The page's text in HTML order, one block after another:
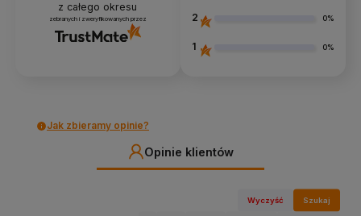
z całego okresu
zebranych i zweryfikowanych przez 2 0%
1 0%
Jak zbieramy opinie?
Opinie klientów
Wyczyść Szukaj